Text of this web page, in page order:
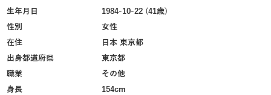
生年月日
1984-10-22 (41歳)
性別
女性
在住
日本 東京都
出身都道府県
東京都
職業
その他
身長
154cm